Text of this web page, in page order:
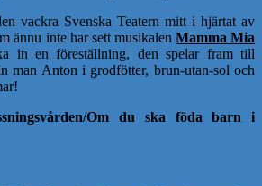
vackra Svenska Teatern mitt i hjärtat av
ännu inte har sett musikalen Mamma Mia
in en föreställning, den spelar fram till
man Anton i grodfötter, brun-utan-sol och
Om du ska föda barn i